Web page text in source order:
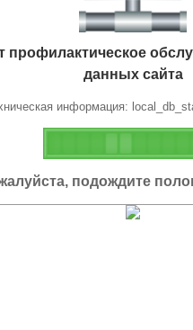
профилактическое
данных сайта
информация:
подождите